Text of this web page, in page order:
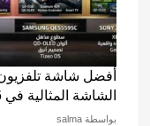
الشاشة المثالية في 2026
بواسطة salma